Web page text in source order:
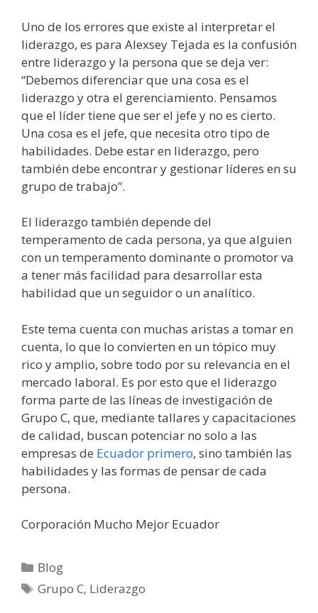
Uno de los errores que existe al interpretar el
liderazgo, es para Alexsey Tejada es la confusión
entre liderazgo y la persona que se deja ver:
“Debemos diferenciar que una cosa es el
liderazgo y otra el gerenciamiento. Pensamos
que el líder tiene que ser el jefe y no es cierto.
Una cosa es el jefe, que necesita otro tipo de
habilidades. Debe estar en liderazgo, pero
también debe encontrar y gestionar líderes en su
grupo de trabajo”.
El liderazgo también depende del
temperamento de cada persona, ya que alguien
con un temperamento dominante o promotor va
a tener más facilidad para desarrollar esta
habilidad que un seguidor o un analítico.
Este tema cuenta con muchas aristas a tomar en
cuenta, lo que lo convierten en un tópico muy
rico y amplio, sobre todo por su relevancia en el
mercado laboral. Es por esto que el liderazgo
forma parte de las líneas de investigación de
Grupo C, que, mediante tallares y capacitaciones
de calidad, buscan potenciar no solo a las
empresas de Ecuador primero, sino también las
habilidades y las formas de pensar de cada
persona.
Corporación Mucho Mejor Ecuador
Blog
Grupo C, Liderazgo